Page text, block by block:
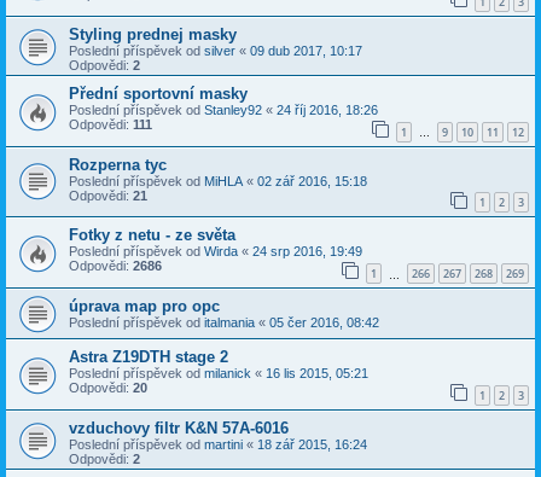
Styling prednej masky
Poslední příspěvek od silver « 09 dub 2017, 10:17
Odpovědi: 2
Přední sportovní masky
Poslední příspěvek od Stanley92 « 24 říj 2016, 18:26
Odpovědi: 111 1 … 9 10 11 12
Rozperna tyc
Poslední příspěvek od MiHLA « 02 zář 2016, 15:18
Odpovědi: 21 1 2 3
Fotky z netu - ze světa
Poslední příspěvek od Wirda « 24 srp 2016, 19:49
Odpovědi: 2686 1 266 267 268 269
úprava map pro opc
Poslední příspěvek od italmania « 05 čer 2016, 08:42
Astra Z19DTH stage 2
Poslední příspěvek od milanick « 16 lis 2015, 05:21
Odpovědi: 20 1 2 3
vzduchovy filtr K&N 57A-6016
Poslední příspěvek od martini « 18 zář 2015, 16:24
Odpovědi: 2